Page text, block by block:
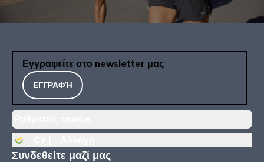
Εγγραφείτε στο newsletter μας
ΕΓΓΡΑΦΉ
Συνδεθείτε μαζί μας